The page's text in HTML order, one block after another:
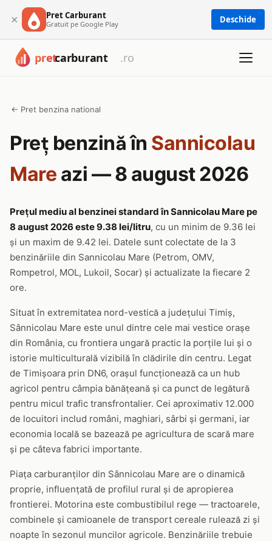
× Pret Carburant
Gratuit pe Google Play Deschide
← Pret benzina national
Preț benzină în Sannicolau
Mare azi — 8 august 2026
Prețul mediu al benzinei standard în Sannicolau Mare pe
8 august 2026 este 9.38 lei/litru, cu un minim de 9.36 lei
și un maxim de 9.42 lei. Datele sunt colectate de la 3
benzinăriile din Sannicolau Mare (Petrom, OMV,
Rompetrol, MOL, Lukoil, Socar) și actualizate la fiecare 2
ore.
Situat în extremitatea nord-vestică a județului Timiș,
Sânnicolau Mare este unul dintre cele mai vestice orașe
din România, cu frontiera ungară practic la porțile lui și o
istorie multiculturală vizibilă în clădirile din centru. Legat
de Timișoara prin DN6, orașul funcționează ca un hub
agricol pentru câmpia bănățeană și ca punct de legătură
pentru micul trafic transfrontalier. Cei aproximativ 12.000
de locuitori includ români, maghiari, sârbi și germani, iar
economia locală se bazează pe agricultura de scară mare
și pe câteva fabrici importante.
Piața carburanților din Sânnicolau Mare are o dinamică
proprie, influențată de profilul rural și de apropierea
frontierei. Motorina este combustibilul rege — tractoarele,
combinele și camioanele de transport cereale rulează zi și
noapte în sezonul muncilor agricole. Benzinăriile trebuie